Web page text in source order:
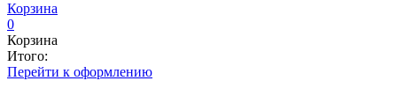
Корзина
0
Корзина
Итого:
Перейти к оформлению